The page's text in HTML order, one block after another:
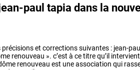
paul tapia dans la
précisionset correctionssuivantes : jean-paul
renouveau ». c’est à cetitrequ’il intervient
renouveau est uneassociation qui
de contribuer